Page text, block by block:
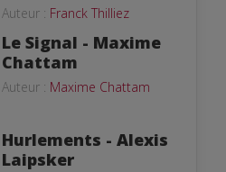
Auteur : Franck Thilliez
Le Signal - Maxime
Chattam
Auteur : Maxime Chattam
Hurlements - Alexis
Laipsker